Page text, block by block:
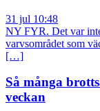
31 jul 10:48
NY FYR. Det var
varvsområdet som
[…]
Så många
veckan